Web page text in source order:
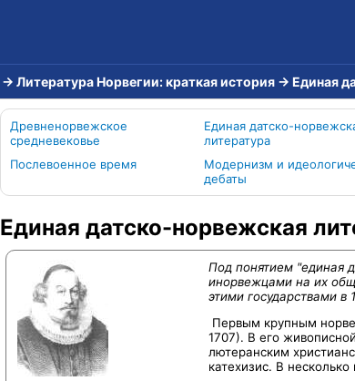
→ Литература Норвегии: краткая история → Единая
Древненорвежское
средневековье
Единая датско-
литература
Послевоенное время
Модернизм и
дебаты
Единая датско-норвежская
Под понятием "единая
инорвежцами на их
этими государствами в
Первым крупным
1707). В его
лютеранским
катехизис. В